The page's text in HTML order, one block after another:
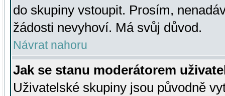
do skupiny vstoupit. Prosím,
žádosti nevyhoví. Má svůj důvod.
Návrat nahoru
Jak se stanu moderátorem
Uživatelské skupiny jsou původně